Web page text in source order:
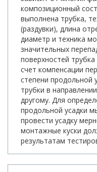
композиционный
выполнена трубка,
(раздувки), длина
диаметр и техника
значительных
поверхностей
счет компенсации
степени продольной
трубки в
другому. Для
продольной усадки
провести усадку
монтажные куски
результатам